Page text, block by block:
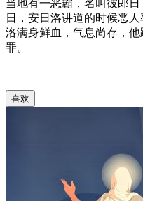
当地有一恶霸，名叫彼郎
日，安日洛讲道的时候恶
洛满身鲜血，气息尚存，
罪。
喜欢